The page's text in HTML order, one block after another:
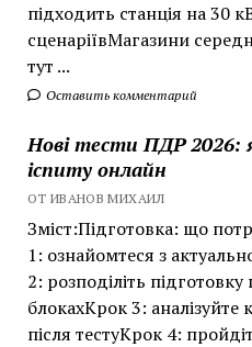
підходить станція на 30
сценаріївМагазини
тут ...
Оставить комментарий
Нові тести ПДР 2026:
іспиту онлайн
ОТ ИВАНОВ МИХАИЛ
Зміст:Підготовка: що
1: ознайомтеся з
2: розподіліть
блокахКрок 3:
після тестуКрок 4: